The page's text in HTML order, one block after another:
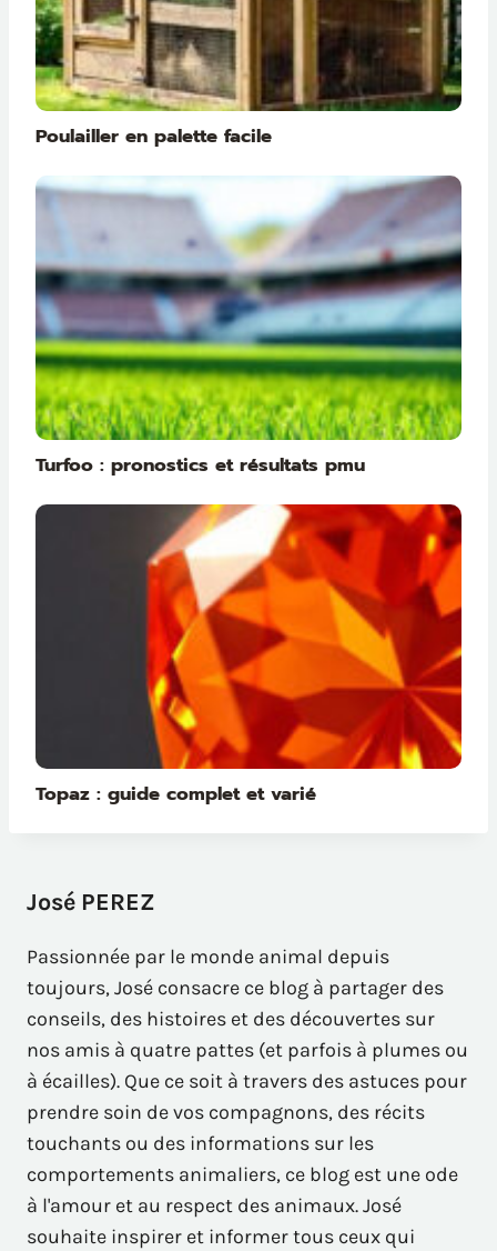
Poulailler en palette facile
Turfoo : pronostics et résultats pmu
Topaz : guide complet et varié
José PEREZ
Passionnée par le monde animal depuis
toujours, José consacre ce blog à partager des
conseils, des histoires et des découvertes sur
nos amis à quatre pattes (et parfois à plumes ou
à écailles). Que ce soit à travers des astuces pour
prendre soin de vos compagnons, des récits
touchants ou des informations sur les
comportements animaliers, ce blog est une ode
à l'amour et au respect des animaux. José
souhaite inspirer et informer tous ceux qui